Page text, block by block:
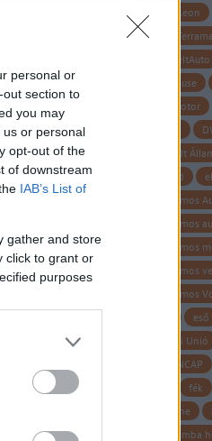
personal or
section to
you may
or personal
opt-out of the
of downstream
IAB’s List of
gather and store
click to grant or
purposes
Cupra Leon
Cupra
Das WeltAuto
Datahouse
dízel motor
Egyesült
eHybrid
elektromos
elektromos
elektromos
elektromos
elektromos
eső
Európai Unió
EURO NCAP
fék
Firestone
forgalomba